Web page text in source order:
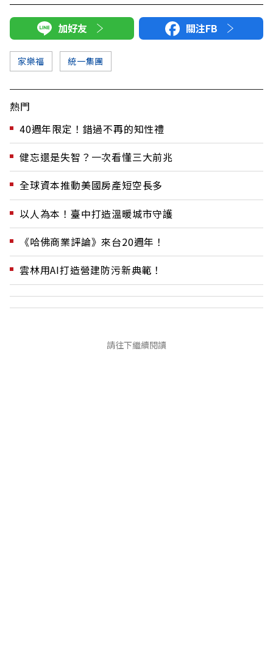
加好友 關注FB
家樂福 統一集團
熱門
40週年限定！錯過不再的知性禮
健忘還是失智？一次看懂三大前兆
全球資本推動美國房產短空長多
以人為本！臺中打造溫暖城市守護
《哈佛商業評論》來台20週年！
雲林用AI打造營建防污新典範！
請往下繼續閱讀